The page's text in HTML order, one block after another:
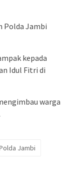
Polda Jambi
kepada
Idul Fitri di
warga
Jambi